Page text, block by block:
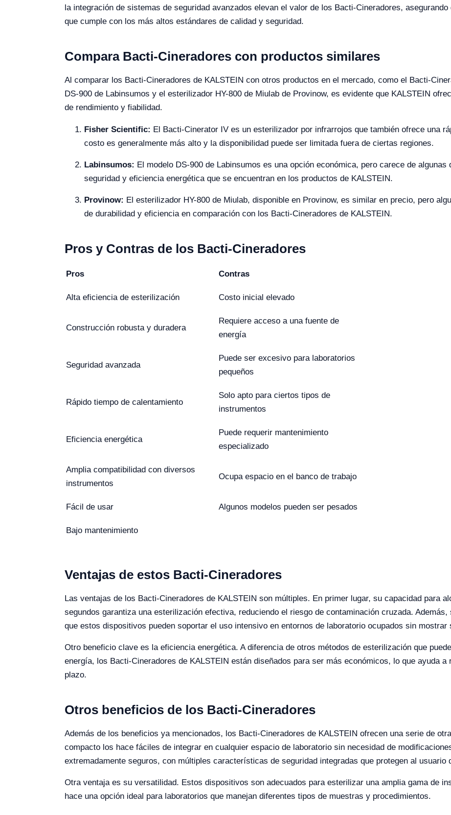
la integración de sistemas de seguridad avanzados elevan el valor de los Bacti-Cineradores,
que cumple con los más altos estándares de calidad y seguridad.
Compara Bacti-Cineradores con productos similares
Al comparar los Bacti-Cineradores de KALSTEIN con otros productos en el mercado, como el Bacti-
DS-900 de Labinsumos y el esterilizador HY-800 de Miulab de Provinow, es evidente que KALSTEIN
de rendimiento y fiabilidad.
Fisher Scientific: El Bacti-Cinerator IV es un esterilizador por infrarrojos que también ofrece una
costo es generalmente más alto y la disponibilidad puede ser limitada fuera de ciertas regiones.
Labinsumos: El modelo DS-900 de Labinsumos es una opción económica, pero carece de
seguridad y eficiencia energética que se encuentran en los productos de KALSTEIN.
Provinow: El esterilizador HY-800 de Miulab, disponible en Provinow, es similar en precio, pero
de durabilidad y eficiencia en comparación con los Bacti-Cineradores de KALSTEIN.
Pros y Contras de los Bacti-Cineradores
Pros Contras
Alta eficiencia de esterilización Costo inicial elevado
Construcción robusta y duradera
Requiere acceso a una fuente de
energía
Seguridad avanzada
Puede ser excesivo para laboratorios
pequeños
Rápido tiempo de calentamiento
Solo apto para ciertos tipos de
instrumentos
Eficiencia energética
Puede requerir mantenimiento
especializado
Amplia compatibilidad con diversos
instrumentos
Ocupa espacio en el banco de trabajo
Fácil de usar Algunos modelos pueden ser pesados
Bajo mantenimiento
Ventajas de estos Bacti-Cineradores
Las ventajas de los Bacti-Cineradores de KALSTEIN son múltiples. En primer lugar, su capacidad para
segundos garantiza una esterilización efectiva, reduciendo el riesgo de contaminación cruzada.
que estos dispositivos pueden soportar el uso intensivo en entornos de laboratorio ocupados sin mostrar
Otro beneficio clave es la eficiencia energética. A diferencia de otros métodos de esterilización que
energía, los Bacti-Cineradores de KALSTEIN están diseñados para ser más económicos, lo que ayuda
plazo.
Otros beneficios de los Bacti-Cineradores
Además de los beneficios ya mencionados, los Bacti-Cineradores de KALSTEIN ofrecen una serie de
compacto los hace fáciles de integrar en cualquier espacio de laboratorio sin necesidad de
extremadamente seguros, con múltiples características de seguridad integradas que protegen al usuario
Otra ventaja es su versatilidad. Estos dispositivos son adecuados para esterilizar una amplia gama de
hace una opción ideal para laboratorios que manejan diferentes tipos de muestras y procedimientos.